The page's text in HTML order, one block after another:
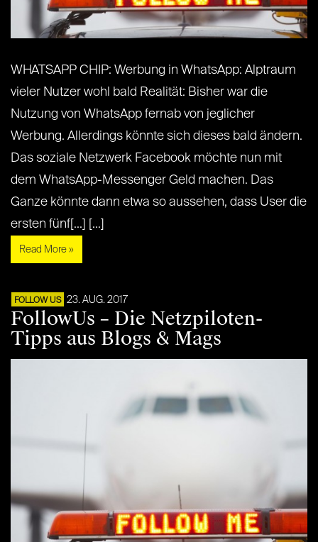
WHATSAPP CHIP: Werbung in WhatsApp: Alptraum
vieler Nutzer wohl bald Realität: Bisher war die
Nutzung von WhatsApp fernab von jeglicher
Werbung. Allerdings könnte sich dieses bald ändern.
Das soziale Netzwerk Facebook möchte nun mit
dem WhatsApp-Messenger Geld machen. Das
Ganze könnte dann etwa so aussehen, dass User die
ersten fünf[...] [...]
Read More »
FOLLOW US 23. AUG. 2017
FollowUs – Die Netzpiloten-
Tipps aus Blogs & Mags